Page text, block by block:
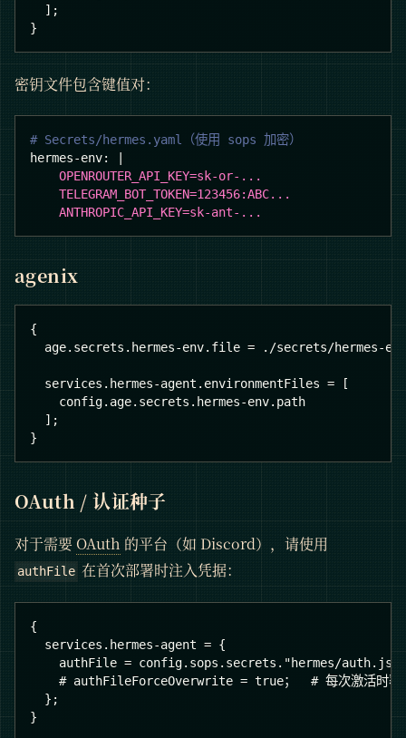
  ];
}
密钥文件包含键值对：
# Secrets/hermes.yaml（使用 sops 加密）
hermes-env:
    OPENROUTER_API_KEY=sk-or-...
    TELEGRAM_BOT_TOKEN=123456:ABC...
    ANTHROPIC_API_KEY=sk-ant-...
agenix
{
age.secrets.hermes-env.file = ./secrets/hermes-
  services.hermes-agent.environmentFiles = [
    config.age.secrets.hermes-env.path
  ];
}
OAuth / 认证种子
对于需要 OAuth 的平台（如 Discord），请使用
authFile 在首次部署时注入凭据：
{
  services.hermes-agent = {
authFile = config.sops.secrets."hermes/
# authFileForceOverwrite = true；  # 每次激活时覆
  };
}